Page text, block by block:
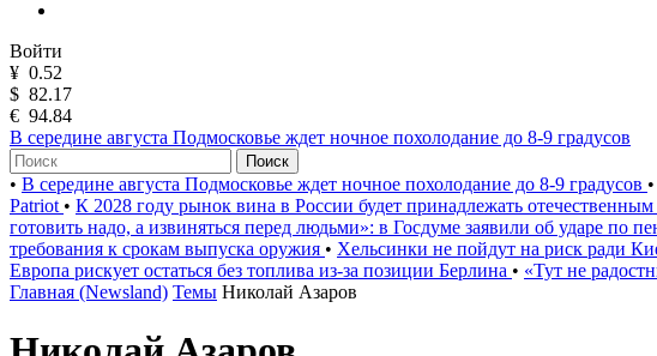
Войти
¥ 0.52
$ 82.17
€ 94.84
В середине августа Подмосковье ждет ночное похолодание до 8-9 градусов
Поиск
• В середине августа Подмосковье ждет ночное похолодание до 8-9 градусов •
Patriot • К 2028 году рынок вина в России будет принадлежать
готовить надо, а извиняться перед людьми»: в Госдуме заявили об ударе по
требования к срокам выпуска оружия • Хельсинки не пойдут на риск ради
Европа рискует остаться без топлива из-за позиции Берлина • «Тут не
Главная (Newsland) Темы Николай Азаров